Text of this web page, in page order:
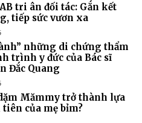
tri ân đối tác: Gắn kết
tiếp sức vươn xa
những di chứng thẩm
trình y đức của Bác sĩ
Đắc Quang
Mămmy trở thành lựa
tiên của mẹ bỉm?